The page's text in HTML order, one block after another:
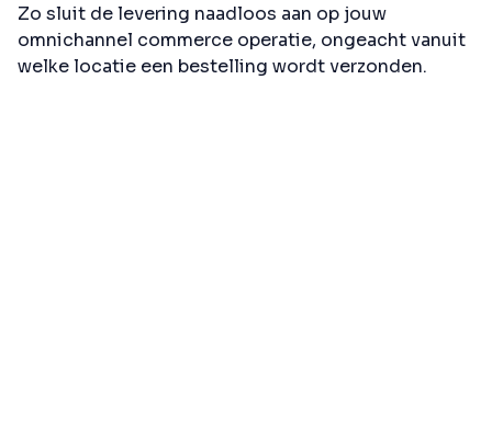
Zo sluit de levering naadloos aan op jouw
omnichannel commerce operatie, ongeacht vanuit
welke locatie een bestelling wordt verzonden.